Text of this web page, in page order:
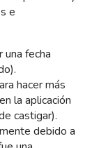
e
una fecha
hacer más
la aplicación
castigar).
debido a